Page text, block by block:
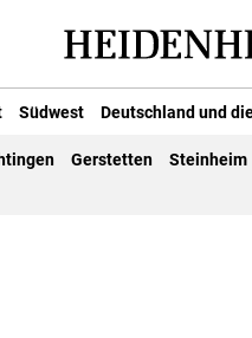
Südwest Deutschland und
Gerstetten Steinheim